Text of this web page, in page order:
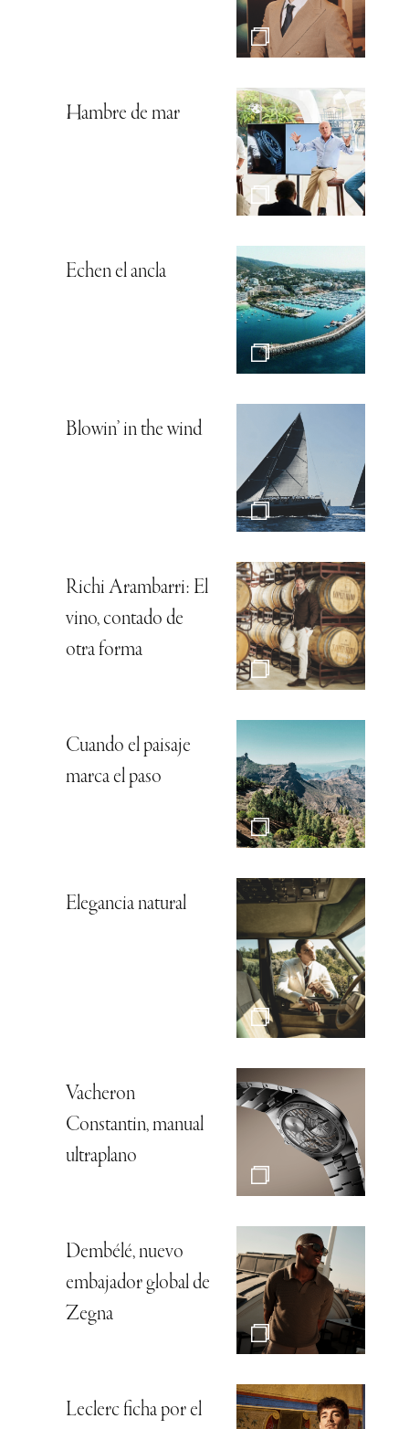
Hambre de mar
Echen el ancla
Blowin’ in the wind
Richi Arambarri: El
vino, contado de
otra forma
Cuando el paisaje
marca el paso
Elegancia natural
Vacheron
Constantin, manual
ultraplano
Dembélé, nuevo
embajador global de
Zegna
Leclerc ficha por el